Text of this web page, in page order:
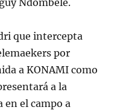
Ndombélé.
que intercepta
por
a KONAMI como
a la
en el campo a